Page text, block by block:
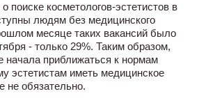
поиске косметологов-эстетистов в
людям без медицинского
месяце таких вакансий было
- только 29%. Таким образом,
начала приближаться к нормам
эстетистам иметь медицинское
не обязательно.